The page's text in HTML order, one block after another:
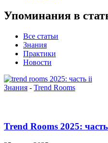
Упоминания в
Все статьи
Знания
Практики
Новости
Знания - Trend Rooms
Trend Rooms 2025: